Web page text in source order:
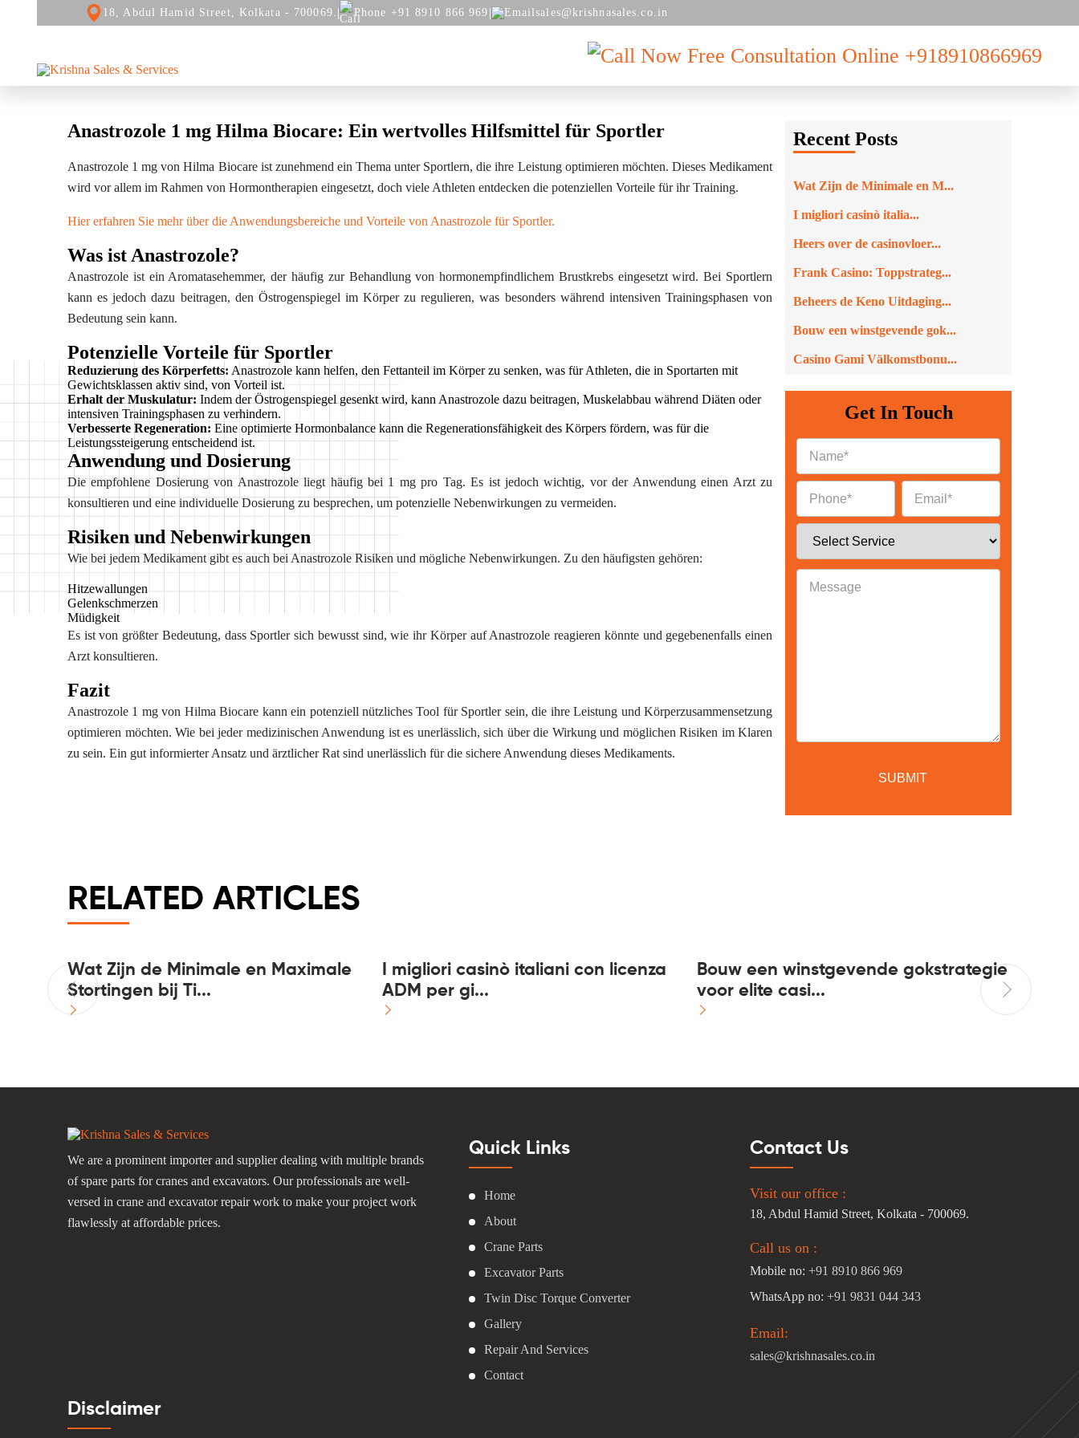
18, Abdul Hamid Street, Kolkata - 700069. | Phone +91 8910 866 969 | sales@krishnasales.co.in
Free Consultation Online +918910866969
Name*
Anastrozole 1 mg Hilma Biocare: Ein wertvolles Hilfsmittel für Sportler
Anastrozole 1 mg von Hilma Biocare ist zunehmend ein Thema unter Sportlern, die ihre Leistung optimieren möchten. Dieses Medikament
wird vor allem im Rahmen von Hormontherapien eingesetzt, doch viele Athleten entdecken die potenziellen Vorteile für ihr Training.
Hier erfahren Sie mehr über die Anwendungsbereiche und Vorteile von Anastrozole für Sportler.
Was ist Anastrozole?
Anastrozole ist ein Aromatasehemmer, der häufig zur Behandlung von hormonempfindlichem Brustkrebs eingesetzt wird. Bei Sportlern
kann es jedoch dazu beitragen, den Östrogenspiegel im Körper zu regulieren, was besonders während intensiven Trainingsphasen von
Bedeutung sein kann.
Potenzielle Vorteile für Sportler
Reduzierung des Körperfetts: Anastrozole kann helfen, den Fettanteil im Körper zu senken, was für Athleten, die in Sportarten mit
Gewichtsklassen aktiv sind, von Vorteil ist.
Erhalt der Muskulatur: Indem der Östrogenspiegel gesenkt wird, kann Anastrozole dazu beitragen, Muskelabbau während Diäten oder
intensiven Trainingsphasen zu verhindern.
Verbesserte Regeneration: Eine optimierte Hormonbalance kann die Regenerationsfähigkeit des Körpers fördern, was für die
Leistungssteigerung entscheidend ist.
Anwendung und Dosierung
Die empfohlene Dosierung von Anastrozole liegt häufig bei 1 mg pro Tag. Es ist jedoch wichtig, vor der Anwendung einen Arzt zu
konsultieren und eine individuelle Dosierung zu besprechen, um potenzielle Nebenwirkungen zu vermeiden.
Risiken und Nebenwirkungen
Wie bei jedem Medikament gibt es auch bei Anastrozole Risiken und mögliche Nebenwirkungen. Zu den häufigsten gehören:
Hitzewallungen
Gelenkschmerzen
Müdigkeit
Es ist von größter Bedeutung, dass Sportler sich bewusst sind, wie ihr Körper auf Anastrozole reagieren könnte und gegebenenfalls einen
Arzt konsultieren.
Fazit
Anastrozole 1 mg von Hilma Biocare kann ein potenziell nützliches Tool für Sportler sein, die ihre Leistung und Körperzusammensetzung
optimieren möchten. Wie bei jeder medizinischen Anwendung ist es unerlässlich, sich über die Wirkung und möglichen Risiken im Klaren
zu sein. Ein gut informierter Ansatz und ärztlicher Rat sind unerlässlich für die sichere Anwendung dieses Medikaments.
Recent Posts
Wat Zijn de Minimale en M...
I migliori casinò italia...
Heers over de casinovloer...
Frank Casino: Toppstrateg...
Beheers de Keno Uitdaging...
Bouw een winstgevende gok...
Casino Gami Välkomstbonu...
Get In Touch
RELATED ARTICLES
Wat Zijn de Minimale en Maximale
Stortingen bij Ti...
I migliori casinò italiani con licenza
ADM per gi...
Bouw een winstgevende gokstrategie
voor elite casi...
Casino
We are a prominent importer and supplier dealing with multiple brands
of spare parts for cranes and excavators. Our professionals are well-
versed in crane and excavator repair work to make your project work
flawlessly at affordable prices.
Quick Links
Home
About
Crane Parts
Excavator Parts
Twin Disc Torque Converter
Gallery
Repair And Services
Contact
Contact Us
Visit our office :
18, Abdul Hamid Street, Kolkata - 700069.
Call us on :
Mobile no: +91 8910 866 969
WhatsApp no: +91 9831 044 343
Email:
sales@krishnasales.co.in
Disclaimer